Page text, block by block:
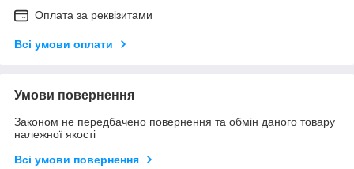
Оплата за реквізитами
Всі умови оплати
Умови повернення
Законом не передбачено повернення та обмін даного товару
належної якості
Всі умови повернення